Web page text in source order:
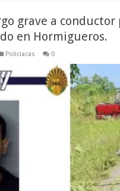
grave a
en Hormigueros.
Policiacas 0